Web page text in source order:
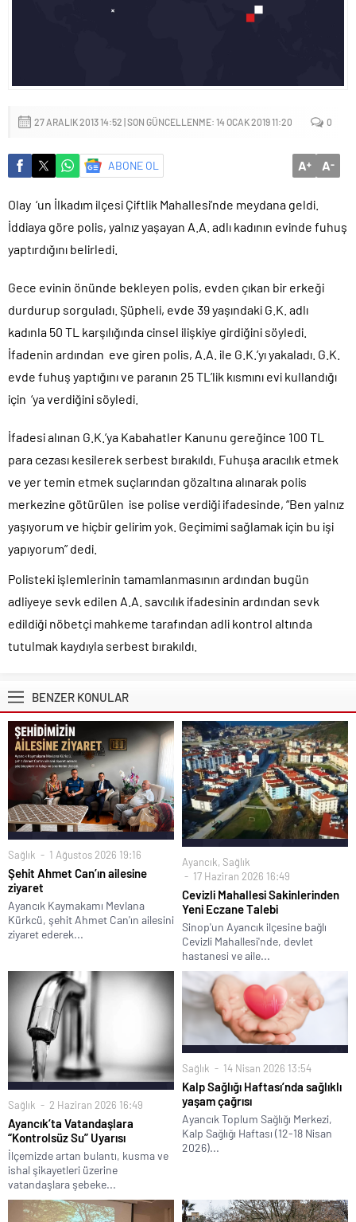
27 ARALIK 2013 14:52 | SON GÜNCELLENME: 14 OCAK 2019 11:20 0
ABONE OL A+ A-
Olay ‘un İlkadım ilçesi Çiftlik Mahallesi’nde meydana geldi.
İddiaya göre polis, yalnız yaşayan A.A. adlı kadının evinde fuhuş
yaptırdığını belirledi.
Gece evinin önünde bekleyen polis, evden çıkan bir erkeği
durdurup sorguladı. Şüpheli, evde 39 yaşındaki G.K. adlı
kadınla 50 TL karşılığında cinsel ilişkiye girdiğini söyledi.
İfadenin ardından eve giren polis, A.A. ile G.K.’yı yakaladı. G.K.
evde fuhuş yaptığını ve paranın 25 TL’lik kısmını evi kullandığı
için ‘ya verdiğini söyledi.
İfadesi alınan G.K.’ya Kabahatler Kanunu gereğince 100 TL
para cezası kesilerek serbest bırakıldı. Fuhuşa aracılık etmek
ve yer temin etmek suçlarından gözaltına alınarak polis
merkezine götürülen ise polise verdiği ifadesinde, “Ben yalnız
yaşıyorum ve hiçbir gelirim yok. Geçimimi sağlamak için bu işi
yapıyorum” dedi.
Polisteki işlemlerinin tamamlanmasının ardından bugün
adliyeye sevk edilen A.A. savcılık ifadesinin ardından sevk
edildiği nöbetçi mahkeme tarafından adli kontrol altında
tutulmak kaydıyla serbest bırakıldı.
BENZER KONULAR
Sağlık 1 Ağustos 2026 19:16
Şehit Ahmet Can’ın ailesine
ziyaret
Ayancık Kaymakamı Mevlana
Kürkcü, şehit Ahmet Can'ın ailesini
ziyaret ederek...
Ayancık, Sağlık
17 Haziran 2026 16:49
Cevizli Mahallesi Sakinlerinden
Yeni Eczane Talebi
Sinop'un Ayancık ilçesine bağlı
Cevizli Mahallesi'nde, devlet
hastanesi ve aile...
Sağlık 2 Haziran 2026 16:49
Ayancık’ta Vatandaşlara
“Kontrolsüz Su” Uyarısı
İlçemizde artan bulantı, kusma ve
ishal şikayetleri üzerine
vatandaşlara şebeke...
Sağlık 14 Nisan 2026 13:54
Kalp Sağlığı Haftası’nda sağlıklı
yaşam çağrısı
Ayancık Toplum Sağlığı Merkezi,
Kalp Sağlığı Haftası (12-18 Nisan
2026)...